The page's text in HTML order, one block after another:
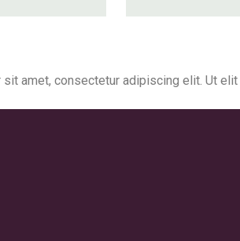
amet, consectetur adipiscing elit. Ut